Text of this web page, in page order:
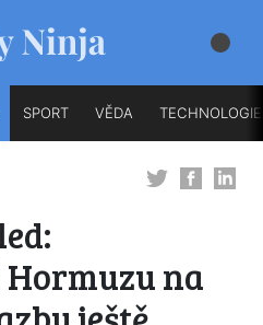
SPORT VĚDA TECHNOLOGIE
na